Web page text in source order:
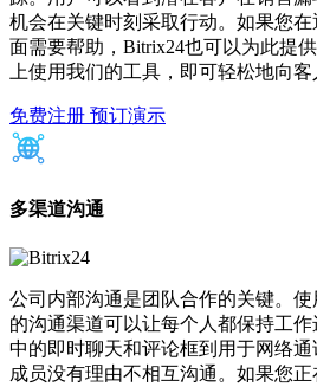
机会在关键时刻采取行动。如果您
面需要帮助，Bitrix24也可以为此提
上使用我们的工具，即可轻松地向客
免费注册 预订演示
多渠道沟通
公司内部沟通是团队合作的关键。使
的沟通渠道可以让每个人都保持工
中的即时聊天和评论框到用于网络
成员没有理由不相互沟通。如果您